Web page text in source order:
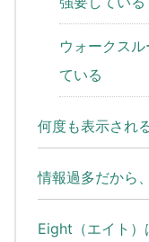
ウォークス
ている
何度も表示され
情報過多だから
Eight（エイト）